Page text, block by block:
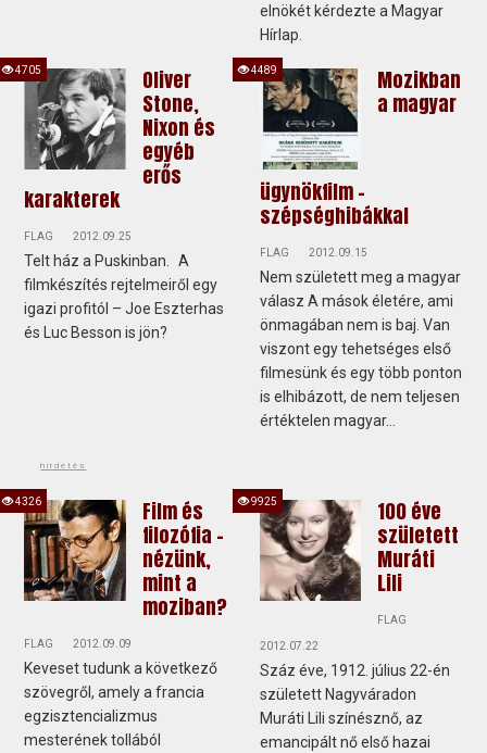
elnökét kérdezte a Magyar
Hírlap.
Oliver
Stone,
Nixon és
egyéb
erős
karakterek
FLAG 2012.09.25
Telt ház a Puskinban. A
filmkészítés rejtelmeiről egy
igazi profitól – Joe Eszterhas
és Luc Besson is jön?
4705
Mozikban
a magyar
ügynökfilm -
szépséghibákkal
FLAG 2012.09.15
Nem született meg a magyar
válasz A mások életére, ami
önmagában nem is baj. Van
viszont egy tehetséges első
filmesünk és egy több ponton
is elhibázott, de nem teljesen
értéktelen magyar...
4489
hirdetés
Film és
filozófia –
nézünk,
mint a
moziban?
FLAG 2012.09.09
Keveset tudunk a következő
szövegről, amely a francia
egzisztencializmus
mesterének tollából
4326
100 éve
született
Muráti
Lili
FLAG
2012.07.22
Száz éve, 1912. július 22-én
született Nagyváradon
Muráti Lili színésznő, az
emancipált nő első hazai
9925